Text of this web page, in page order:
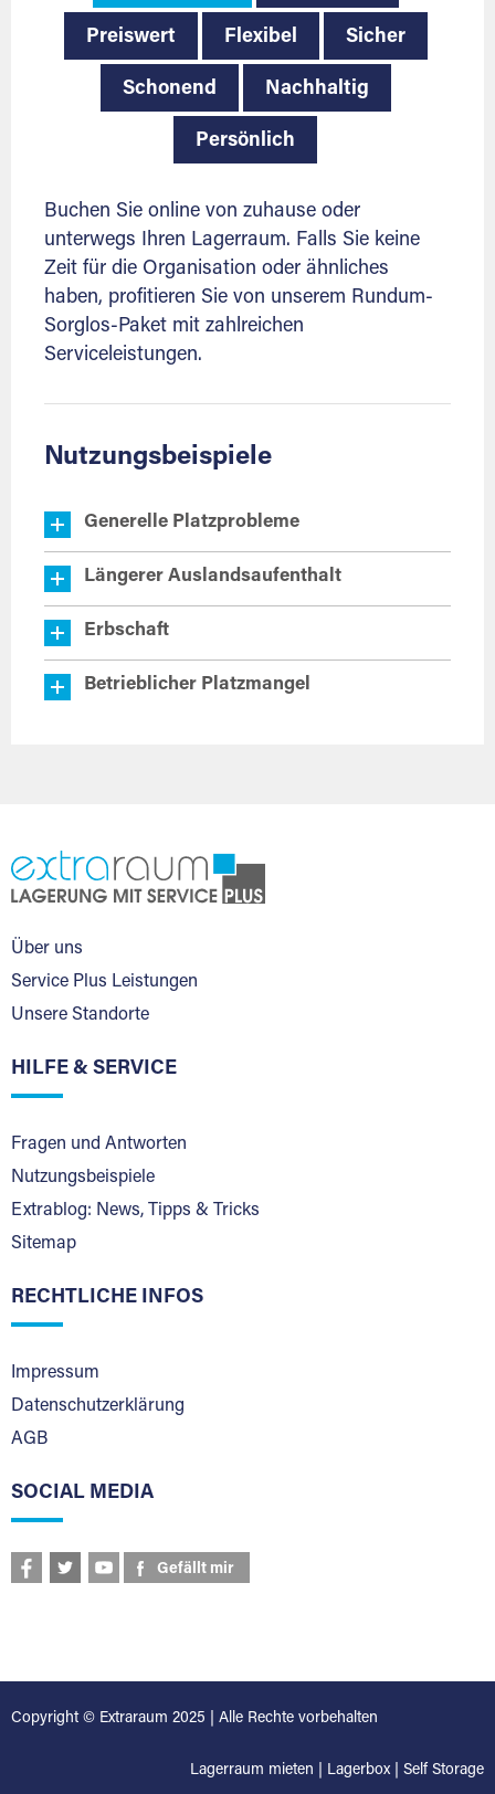
Preiswert Flexibel Sicher
Schonend Nachhaltig
Persönlich
Buchen Sie online von zuhause oder
unterwegs Ihren Lagerraum. Falls Sie keine
Zeit für die Organisation oder ähnliches
haben, profitieren Sie von unserem Rundum-
Sorglos-Paket mit zahlreichen
Serviceleistungen.
Nutzungsbeispiele
Generelle Platzprobleme
Längerer Auslandsaufenthalt
Erbschaft
Betrieblicher Platzmangel
Über uns
Service Plus Leistungen
Unsere Standorte
HILFE & SERVICE
Fragen und Antworten
Nutzungsbeispiele
Extrablog: News, Tipps & Tricks
Sitemap
RECHTLICHE INFOS
Impressum
Datenschutzerklärung
AGB
SOCIAL MEDIA
Gefällt mir
Copyright © Extraraum 2025 | Alle Rechte vorbehalten
Lagerraum mieten Lagerbox Self Storage